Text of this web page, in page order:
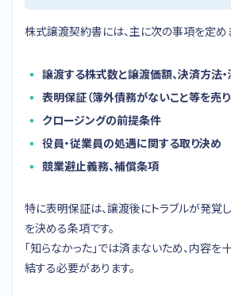
株式譲渡契約書には、主に次の事項を定め
譲渡する株式数と譲渡価額、決済方法
表明保証（簿外債務がないこと等を売
クロージングの前提条件
役員・従業員の処遇に関する取り決め
競業避止義務、補償条項
特に表明保証は、譲渡後にトラブルが発覚
を決める条項です。
「知らなかった」では済まないため、内容
結する必要があります。